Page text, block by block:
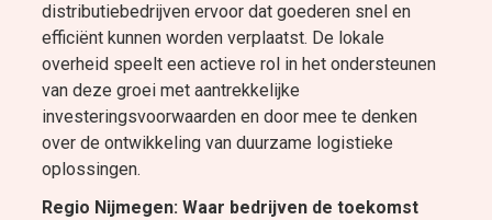
distributiebedrijven ervoor dat goederen snel en
efficiënt kunnen worden verplaatst. De lokale
overheid speelt een actieve rol in het ondersteunen
van deze groei met aantrekkelijke
investeringsvoorwaarden en door mee te denken
over de ontwikkeling van duurzame logistieke
oplossingen.
Regio Nijmegen: Waar bedrijven de toekomst